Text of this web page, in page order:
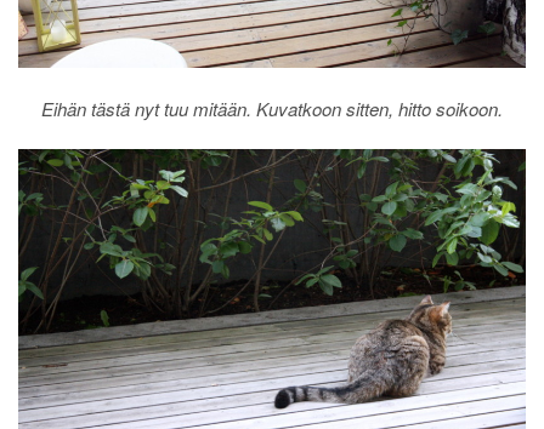
Eihän tästä nyt tuu mitään. Kuvatkoon sitten, hitto soikoon.